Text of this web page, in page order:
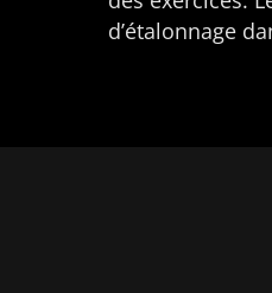
d’étalonnage